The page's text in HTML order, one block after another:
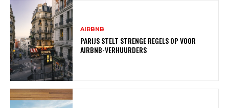
AIRBNB
PARIJS STELT STRENGE REGELS OP VOOR
AIRBNB-VERHUURDERS